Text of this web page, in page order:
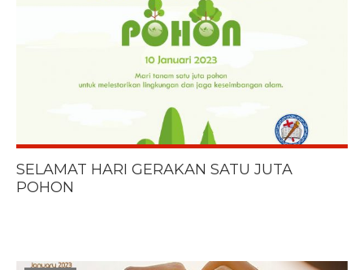
SELAMAT HARI GERAKAN SATU JUTA
POHON